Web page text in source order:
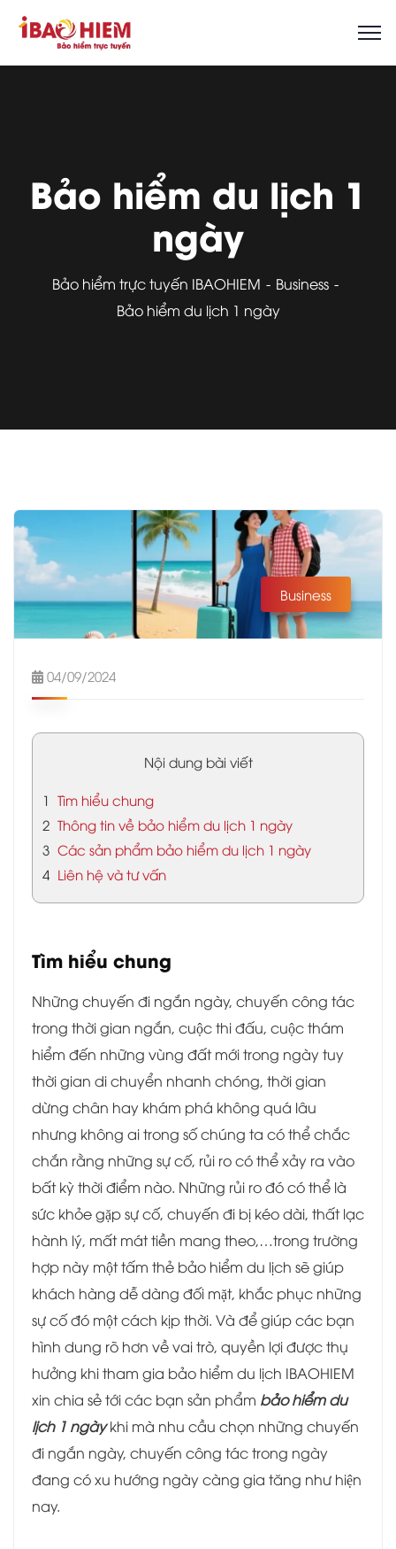
Bảo hiểm du lịch 1
ngày
Bảo hiểm trực tuyến IBAOHIEM
Business
Bảo hiểm du lịch 1 ngày
Business
04/09/2024
Nội dung bài viết
1 Tìm hiểu chung
2 Thông tin về bảo hiểm du lịch 1 ngày
3 Các sản phẩm bảo hiểm du lịch 1 ngày
4 Liên hệ và tư vấn
Tìm hiểu chung
Những chuyến đi ngắn ngày, chuyến công tác
trong thời gian ngắn, cuộc thi đấu, cuộc thám
hiểm đến những vùng đất mới trong ngày tuy
thời gian di chuyển nhanh chóng, thời gian
dừng chân hay khám phá không quá lâu
nhưng không ai trong số chúng ta có thể chắc
chắn rằng những sự cố, rủi ro có thể xảy ra vào
bất kỳ thời điểm nào. Những rủi ro đó có thể là
sức khỏe gặp sự cố, chuyến đi bị kéo dài, thất lạc
hành lý, mất mát tiền mang theo,…trong trường
hợp này một tấm thẻ bảo hiểm du lịch sẽ giúp
khách hàng dễ dàng đối mặt, khắc phục những
sự cố đó một cách kịp thời. Và để giúp các bạn
hình dung rõ hơn về vai trò, quyền lợi được thụ
hưởng khi tham gia bảo hiểm du lịch IBAOHIEM
xin chia sẻ tới các bạn sản phẩm bảo hiểm du
lịch 1 ngàykhi mà nhu cầu chọn những chuyến
đi ngắn ngày, chuyến công tác trong ngày
đang có xu hướng ngày càng gia tăng như hiện
nay.